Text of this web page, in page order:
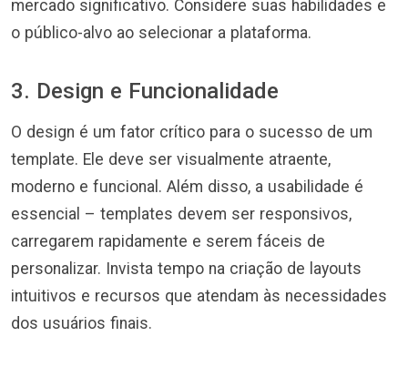
mercado significativo. Considere suas habilidades e
o público-alvo ao selecionar a plataforma.
3. Design e Funcionalidade
O design é um fator crítico para o sucesso de um
template. Ele deve ser visualmente atraente,
moderno e funcional. Além disso, a usabilidade é
essencial – templates devem ser responsivos,
carregarem rapidamente e serem fáceis de
personalizar. Invista tempo na criação de layouts
intuitivos e recursos que atendam às necessidades
dos usuários finais.